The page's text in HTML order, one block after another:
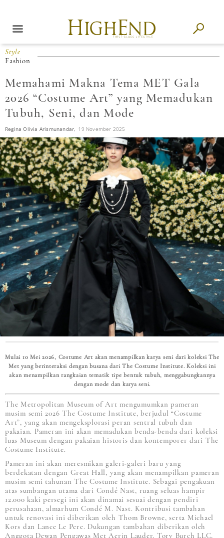
Style
Fashion
Memahami Makna Tema MET Gala
2026 “Costume Art” yang Memadukan
Tubuh, Seni, dan Mode
Regina Olivia Arismunandar, 19 November 2025
Mulai 10 Mei 2026, Costume Art akan menampilkan karya seni dari koleksi The
Met yang berinteraksi dengan busana dari The Costume Institute. Koleksi ini
akan menampilkan rangkaian tematik tipe bentuk tubuh, menggabungkannya
dengan mode dan karya seni.
The Metropolitan Museum of Art mengumumkan pameran
musim semi 2026 The Costume Institute, berjudul “Costume
Art”, yang akan mengeksplorasi peran sentral tubuh dan
pakaian. Pameran ini akan memadukan benda-benda dari koleksi
luas Museum dengan pakaian historis dan kontemporer dari The
Costume Institute.
Pameran ini akan meresmikan galeri-galeri baru yang
berdekatan dengan Great Hall, yang akan menampilkan pameran
musim semi tahunan The Costume Institute. Sebagai pengakuan
atas sumbangan utama dari Condé Nast, ruang seluas hampir
12.000 kaki persegi ini akan dinamai sesuai dengan pendiri
perusahaan, almarhum Condé M. Nast. Kontribusi tambahan
untuk renovasi ini diberikan oleh Thom Browne, serta Michael
Kors dan Lance Le Pere. Dukungan tambahan diberikan oleh
Anggota Dewan Pengawas Met Aerin Lauder, Tory Burch LLC,